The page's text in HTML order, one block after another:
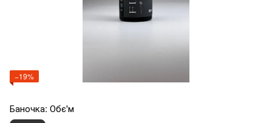
−19%
Баночка: Обє'м